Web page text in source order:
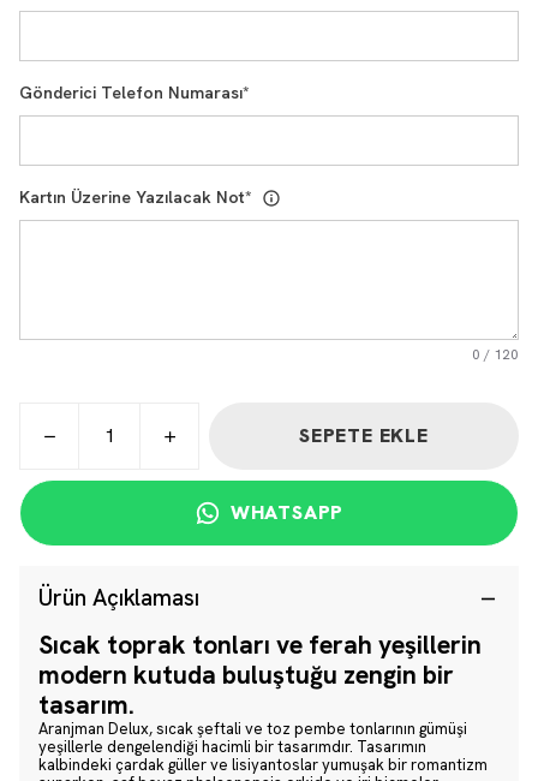
Gönderici Telefon Numarası*
Kartın Üzerine Yazılacak Not*
0 / 120
SEPETE EKLE
WHATSAPP
Ürün Açıklaması
Sıcak toprak tonları ve ferah yeşillerin
modern kutuda buluştuğu zengin bir
tasarım.
Aranjman Delux, sıcak şeftali ve toz pembe tonlarının gümüşi
yeşillerle dengelendiği hacimli bir tasarımdır. Tasarımın
kalbindeki çardak güller ve lisiyantoslar yumuşak bir romantizm